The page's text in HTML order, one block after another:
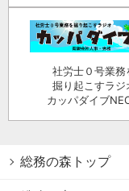
社労士０号業務
掘り起こすラジ
カッパダイブ
総務の森トップ